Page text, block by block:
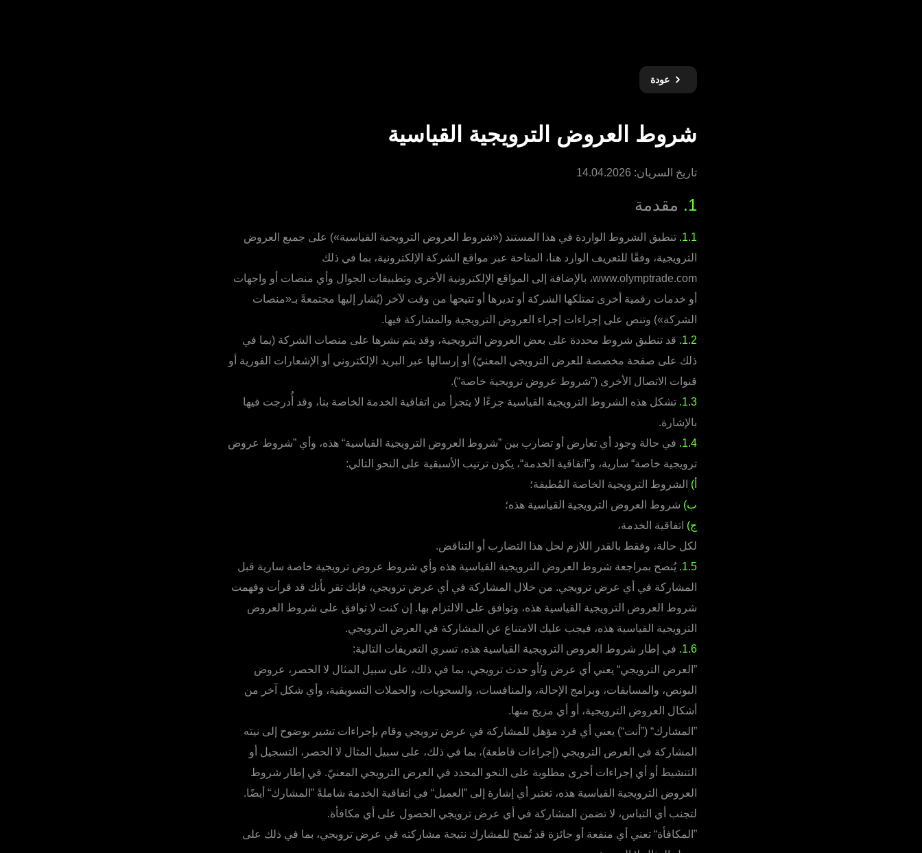
عودة
شروط العروض الترويجية القياسية
تاريخ السريان: 14.04.2026
1. مقدمة
1.1. تنطبق الشروط الواردة في هذا المستند («شروط العروض الترويجية القياسية») على جميع العروض
الترويجية، وفقًا للتعريف الوارد هنا، المتاحة عبر مواقع الشركة الإلكترونية، بما في ذلك
www.olymptrade.com، بالإضافة إلى المواقع الإلكترونية الأخرى وتطبيقات الجوال وأي منصات أو واجهات
أو خدمات رقمية أخرى تمتلكها الشركة أو تديرها أو تتيحها من وقت لآخر (يُشار إليها مجتمعةً بـ«منصات
الشركة») وتنص على إجراءات إجراء العروض الترويجية والمشاركة فيها.
1.2. قد تنطبق شروط محددة على بعض العروض الترويجية، وقد يتم نشرها على منصات الشركة (بما في
ذلك على صفحة مخصصة للعرض الترويجي المعنيّ) أو إرسالها عبر البريد الإلكتروني أو الإشعارات الفورية أو
قنوات الاتصال الأخرى (”شروط عروض ترويجية خاصة“).
1.3. تشكل هذه الشروط الترويجية القياسية جزءًا لا يتجزأ من اتفاقية الخدمة الخاصة بنا، وقد أُدرجت فيها
بالإشارة.
1.4. في حالة وجود أي تعارض أو تضارب بين ”شروط العروض الترويجية القياسية“ هذه، وأي ”شروط عروض
ترويجية خاصة“ سارية، و”اتفاقية الخدمة“، يكون ترتيب الأسبقية على النحو التالي:
أ) الشروط الترويجية الخاصة المُطبقة؛
ب) شروط العروض الترويجية القياسية هذه؛
ج) اتفاقية الخدمة،
لكل حالة، وفقط بالقدر اللازم لحل هذا التضارب أو التناقض.
1.5. يُنصح بمراجعة شروط العروض الترويجية القياسية هذه وأي شروط عروض ترويجية خاصة سارية قبل
المشاركة في أي عرض ترويجي. من خلال المشاركة في أي عرض ترويجي، فإنك تقر بأنك قد قرأت وفهمت
شروط العروض الترويجية القياسية هذه، وتوافق على الالتزام بها. إن كنت لا توافق على شروط العروض
الترويجية القياسية هذه، فيجب عليك الامتناع عن المشاركة في العرض الترويجي.
1.6. في إطار شروط العروض الترويجية القياسية هذه، تسري التعريفات التالية:
”العرض الترويجي“ يعني أي عرض و/أو حدث ترويجي، بما في ذلك، على سبيل المثال لا الحصر، عروض
البونص، والمسابقات، وبرامج الإحالة، والمنافسات، والسحوبات، والحملات التسويقية، وأي شكل آخر من
أشكال العروض الترويجية، أو أي مزيج منها.
”المشارك“ (”أنت“) يعني أي فرد مؤهل للمشاركة في عرض ترويجي وقام بإجراءات تشير بوضوح إلى نيته
المشاركة في العرض الترويجي (إجراءات قاطعة)، بما في ذلك، على سبيل المثال لا الحصر، التسجيل أو
التنشيط أو أي إجراءات أخرى مطلوبة على النحو المحدد في العرض الترويجي المعنيّ. في إطار شروط
العروض الترويجية القياسية هذه، تعتبر أي إشارة إلى ”العميل“ في اتفاقية الخدمة شاملةً ”المشارك“ أيضًا.
لتجنب أي التباس، لا تضمن المشاركة في أي عرض ترويجي الحصول على أي مكافأة.
”المكافأة“ تعني أي منفعة أو جائزة قد تُمنح للمشارك نتيجة مشاركته في عرض ترويجي، بما في ذلك على